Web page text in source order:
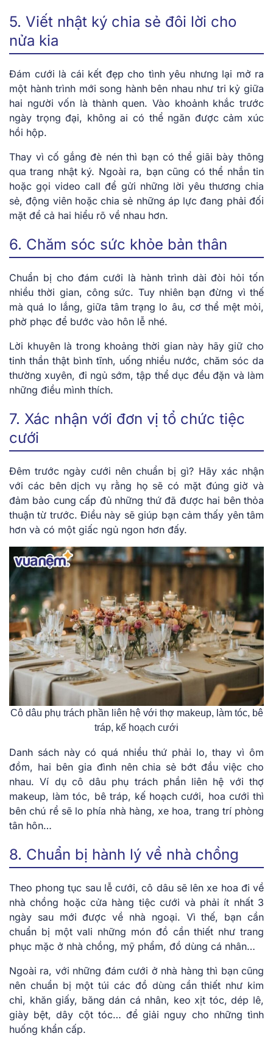
5. Viết nhật ký chia sẻ đôi lời cho
nửa kia
Đám cưới là cái kết đẹp cho tình yêu nhưng lại mở ra
một hành trình mới song hành bên nhau như tri kỷ giữa
hai người vốn là thành quen. Vào khoảnh khắc trước
ngày trọng đại, không ai có thể ngăn được cảm xúc
hồi hộp.
Thay vì cố gắng đè nén thì bạn có thể giãi bày thông
qua trang nhật ký. Ngoài ra, bạn cũng có thể nhắn tin
hoặc gọi video call để gửi những lời yêu thương chia
sẻ, động viên hoặc chia sẻ những áp lực đang phải đối
mặt để cả hai hiểu rõ về nhau hơn.
6. Chăm sóc sức khỏe bản thân
Chuẩn bị cho đám cưới là hành trình dài đòi hỏi tốn
nhiều thời gian, công sức. Tuy nhiên bạn đừng vì thế
mà quá lo lắng, giữa tâm trạng lo âu, cơ thể mệt mỏi,
phờ phạc để bước vào hôn lễ nhé.
Lời khuyên là trong khoảng thời gian này hãy giữ cho
tinh thần thật bình tĩnh, uống nhiều nước, chăm sóc da
thường xuyên, đi ngủ sớm, tập thể dục đều đặn và làm
những điều mình thích.
7. Xác nhận với đơn vị tổ chức tiệc
cưới
Đêm trước ngày cưới nên chuẩn bị gì? Hãy xác nhận
với các bên dịch vụ rằng họ sẽ có mặt đúng giờ và
đảm bảo cung cấp đủ những thứ đã được hai bên thỏa
thuận từ trước. Điều này sẽ giúp bạn cảm thấy yên tâm
hơn và có một giấc ngủ ngon hơn đấy.
Cô dâu phụ trách phần liên hệ với thợ makeup, làm tóc, bê
tráp, kế hoạch cưới
Danh sách này có quá nhiều thứ phải lo, thay vì ôm
đồm, hai bên gia đình nên chia sẻ bớt đầu việc cho
nhau. Ví dụ cô dâu phụ trách phần liên hệ với thợ
makeup, làm tóc, bê tráp, kế hoạch cưới, hoa cưới thì
bên chú rể sẽ lo phía nhà hàng, xe hoa, trang trí phòng
tân hôn…
8. Chuẩn bị hành lý về nhà chồng
Theo phong tục sau lễ cưới, cô dâu sẽ lên xe hoa đi về
nhà chồng hoặc cửa hàng tiệc cưới và phải ít nhất 3
ngày sau mới được về nhà ngoại. Vì thế, bạn cần
chuẩn bị một vali những món đồ cần thiết như trang
phục mặc ở nhà chồng, mỹ phẩm, đồ dùng cá nhân…
Ngoài ra, với những đám cưới ở nhà hàng thì bạn cũng
nên chuẩn bị một túi các đồ dùng cần thiết như kim
chỉ, khăn giấy, băng dán cá nhân, keo xịt tóc, dép lê,
giày bệt, dây cột tóc… để giải nguy cho những tình
huống khẩn cấp.